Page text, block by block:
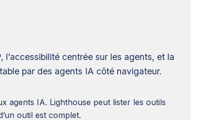
centrée sur les agents, et la
par des agents IA côté navigateur.
agents IA. Lighthouse peut lister les outils
outil est complet.